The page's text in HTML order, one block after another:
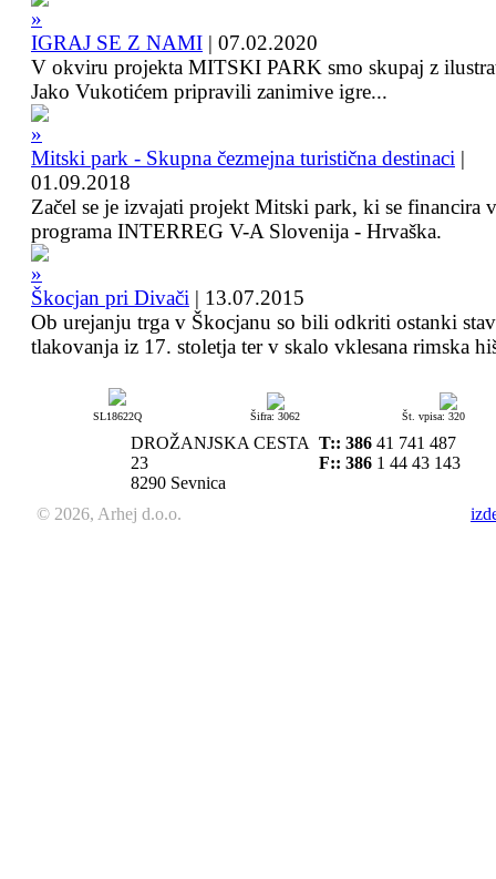
IGRAJ SE Z NAMI | 07.02.2020
V okviru projekta MITSKI PARK smo skupaj z
Jako Vukotićem pripravili zanimive igre...
Mitski park - Skupna čezmejna turistična destinaci |
01.09.2018
Začel se je izvajati projekt Mitski park, ki se financira
programa INTERREG V-A Slovenija - Hrvaška.
Škocjan pri Divači | 13.07.2015
Ob urejanju trga v Škocjanu so bili odkriti ostanki
tlakovanja iz 17. stoletja ter v skalo vklesana rimska
SL18622Q Šifra: 3062 Št. vpisa: 320
DROŽANJSKA CESTA
23
8290 Sevnica
T:: 386 41 741 487
F:: 386 1 44 43 143
© 2026, Arhej d.o.o.